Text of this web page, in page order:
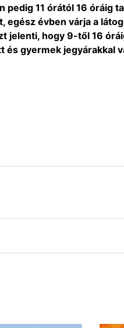
11 órától 16 óráig
évben várja a
jelenti, hogy 9-től 16
gyermek jegyárakkal